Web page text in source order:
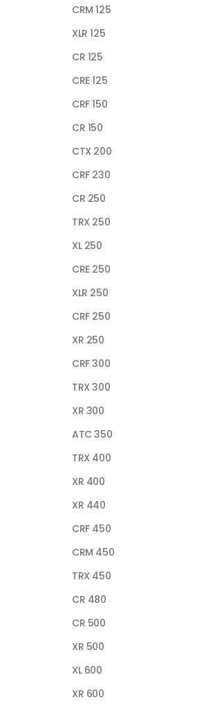
CRM 125
XLR 125
CR 125
CRE 125
CRF 150
CR 150
CTX 200
CRF 230
CR 250
TRX 250
XL 250
CRE 250
XLR 250
CRF 250
XR 250
CRF 300
TRX 300
XR 300
ATC 350
TRX 400
XR 400
XR 440
CRF 450
CRM 450
TRX 450
CR 480
CR 500
XR 500
XL 600
XR 600